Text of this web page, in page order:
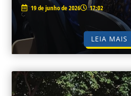
19 de junho de 2026 17:02
LEIA MAIS